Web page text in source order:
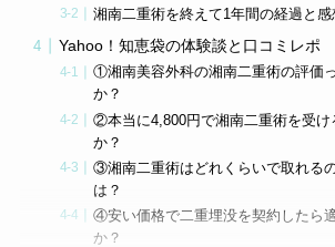
湘南二重術を終えて1年間の経過と感
Yahoo！知恵袋の体験談と口コミレポ
①湘南美容外科の湘南二重術の評価
か？
②本当に4,800円で湘南二重術を受け
か？
③湘南二重術はどれくらいで取れる
は？
④安い価格で二重埋没を契約したら
か？